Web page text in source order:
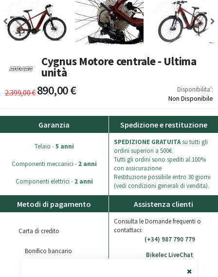
Cygnus Motore centrale - Ultima
unità
2.399,00 € 890,00 € Disponibilita':
Non Disponibile
Garanzia
Telaio -5 anni
Componenti meccanici - 2 anni
Componenti elettrici - 2 anni
Spedizione e restituzione
SPEDIZIONE GRATUITAsu tutti gli
ordini superiori a 500€.
Tutti gli ordini sono spediti al 100%
con assicurazione
Restituzione possibile entro 30 giorni
(vedi condizioni generali di vendita).
Metodi di pagamento
Carta di credito
Bonifico bancario
Assistenza clienti
Consulta le Domande frequenti o
contattaci:
(+34) 987 790 779
Bikelec LiveChat